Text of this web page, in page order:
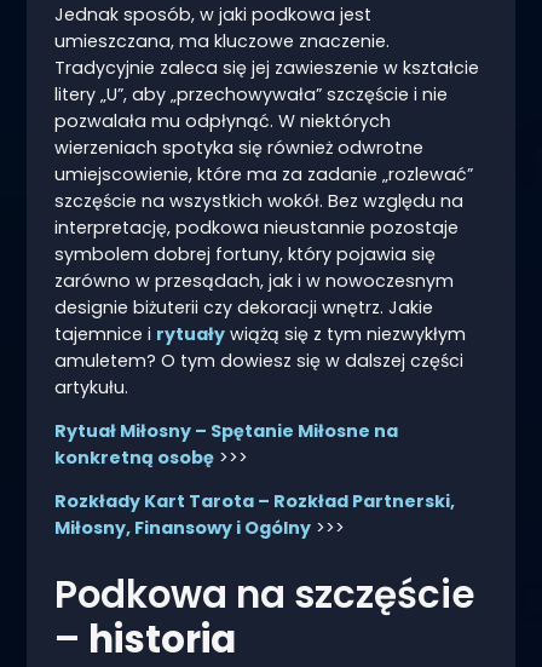
Jednak sposób, w jaki podkowa jest
umieszczana, ma kluczowe znaczenie.
Tradycyjnie zaleca się jej zawieszenie w kształcie
litery „U”, aby „przechowywała” szczęście i nie
pozwalała mu odpłynąć. W niektórych
wierzeniach spotyka się również odwrotne
umiejscowienie, które ma za zadanie „rozlewać”
szczęście na wszystkich wokół. Bez względu na
interpretację, podkowa nieustannie pozostaje
symbolem dobrej fortuny, który pojawia się
zarówno w przesądach, jak i w nowoczesnym
designie biżuterii czy dekoracji wnętrz. Jakie
tajemnice i rytuaływiążą się z tym niezwykłym
amuletem? O tym dowiesz się w dalszej części
artykułu.
Rytuał Miłosny – Spętanie Miłosne na
konkretną osobę>>>
Rozkłady Kart Tarota – Rozkład Partnerski,
Miłosny, Finansowy i Ogólny>>>
Podkowa na szczęście
– historia